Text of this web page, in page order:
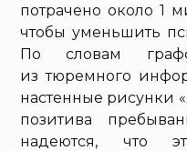
потрачено около 1
чтобы уменьшить
По словам
из тюремного
настенные рисунки
позитива
надеются, что